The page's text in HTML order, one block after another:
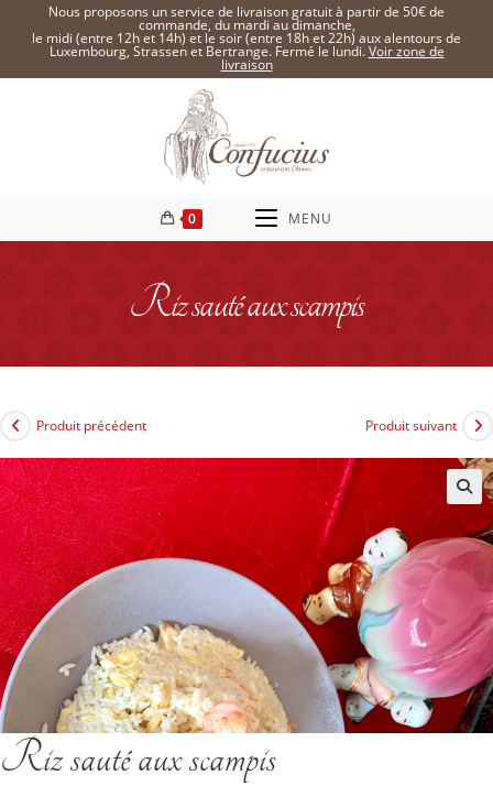
Nous proposons un service de livraison gratuit à partir de 50€ de
commande, du mardi au dimanche,
le midi (entre 12h et 14h) et le soir (entre 18h et 22h) aux alentours de
Luxembourg, Strassen et Bertrange. Fermé le lundi.Voir zone de
livraison
0 MENU
Riz sauté aux scampis
Produit précédent Produit suivant
Riz sauté aux scampis